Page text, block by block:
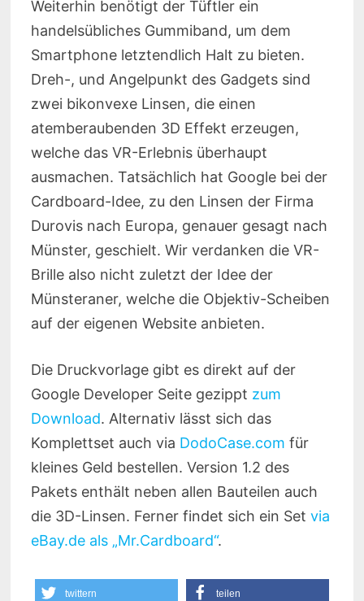
Weiterhin benötigt der Tüftler ein
handelsübliches Gummiband, um dem
Smartphone letztendlich Halt zu bieten.
Dreh-, und Angelpunkt des Gadgets sind
zwei bikonvexe Linsen, die einen
atemberaubenden 3D Effekt erzeugen,
welche das VR-Erlebnis überhaupt
ausmachen. Tatsächlich hat Google bei der
Cardboard-Idee, zu den Linsen der Firma
Durovis nach Europa, genauer gesagt nach
Münster, geschielt. Wir verdanken die VR-
Brille also nicht zuletzt der Idee der
Münsteraner, welche die Objektiv-Scheiben
auf der eigenen Website anbieten.
Die Druckvorlage gibt es direkt auf der
Google Developer Seite gezippt zum
Download. Alternativ lässt sich das
Komplettset auch via DodoCase.com für
kleines Geld bestellen. Version 1.2 des
Pakets enthält neben allen Bauteilen auch
die 3D-Linsen. Ferner findet sich ein Set via
eBay.de als „Mr.Cardboard“.
twittern teilen